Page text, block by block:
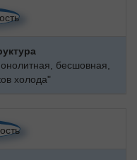
бесшовная,
холода"